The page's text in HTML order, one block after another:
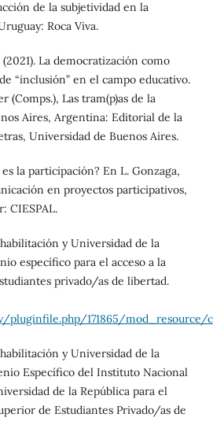
de la subjetividad en la
Roca Viva.
La democratización como
“inclusión” en el campo educativo.
(Comps.), Las tram(p)as de la
Aires, Argentina: Editorial de la
Universidad de Buenos Aires.
es la participación? En L. Gonzaga,
en proyectos participativos,
CIESPAL.
y Universidad de la
específico para el acceso a la
privado/as de libertad.
pluginfile.php/171865/
y Universidad de la
Específico del Instituto Nacional
de la República para el
de Estudiantes Privado/as de